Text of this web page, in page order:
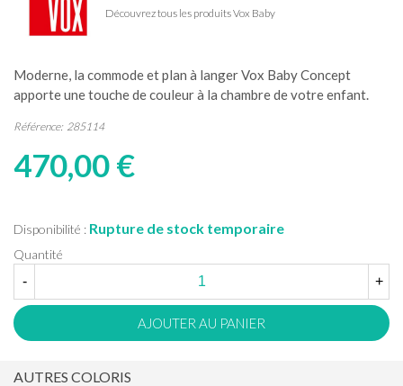
Découvrez tous les produits Vox Baby
Moderne, la commode et plan à langer Vox Baby Concept
apporte une touche de couleur à la chambre de votre enfant.
Référence: 285114
470,00 €
Disponibilité : Rupture de stock temporaire
Quantité
-
+
AJOUTER AU PANIER
AUTRES COLORIS